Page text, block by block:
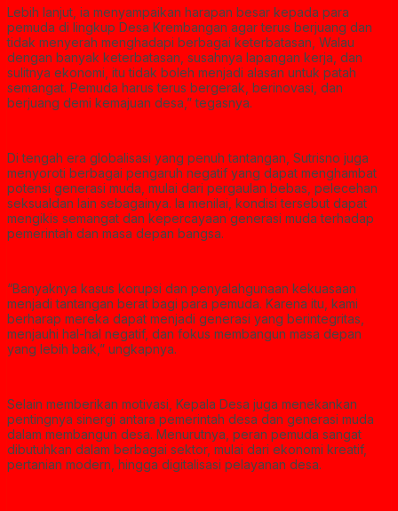
Lebih lanjut, ia menyampaikan harapan besar kepada para
pemuda di lingkup Desa Krembangan agar terus berjuang dan
tidak menyerah menghadapi berbagai keterbatasan, Walau
dengan banyak keterbatasan, susahnya lapangan kerja, dan
sulitnya ekonomi, itu tidak boleh menjadi alasan untuk patah
semangat. Pemuda harus terus bergerak, berinovasi, dan
berjuang demi kemajuan desa,” tegasnya.
Di tengah era globalisasi yang penuh tantangan, Sutrisno juga
menyoroti berbagai pengaruh negatif yang dapat menghambat
potensi generasi muda, mulai dari pergaulan bebas, pelecehan
seksualdan lain sebagainya. Ia menilai, kondisi tersebut dapat
mengikis semangat dan kepercayaan generasi muda terhadap
pemerintah dan masa depan bangsa.
“Banyaknya kasus korupsi dan penyalahgunaan kekuasaan
menjadi tantangan berat bagi para pemuda. Karena itu, kami
berharap mereka dapat menjadi generasi yang berintegritas,
menjauhi hal-hal negatif, dan fokus membangun masa depan
yang lebih baik,” ungkapnya.
Selain memberikan motivasi, Kepala Desa juga menekankan
pentingnya sinergi antara pemerintah desa dan generasi muda
dalam membangun desa. Menurutnya, peran pemuda sangat
dibutuhkan dalam berbagai sektor, mulai dari ekonomi kreatif,
pertanian modern, hingga digitalisasi pelayanan desa.